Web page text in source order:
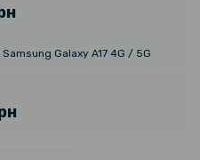
Galaxy A17 4G / 5G
для Samsung Galaxy A17 4G /